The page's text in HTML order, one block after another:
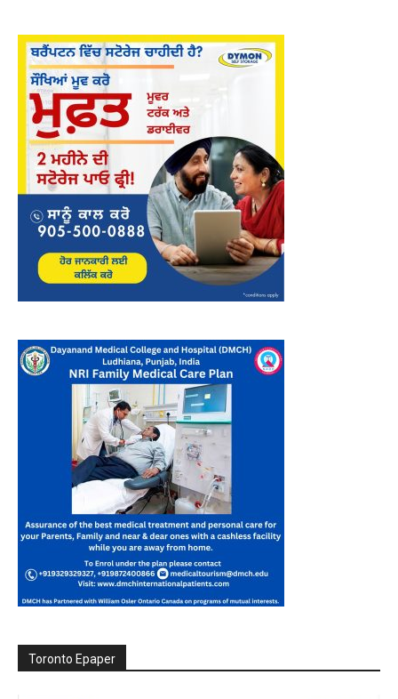
Toronto Epaper